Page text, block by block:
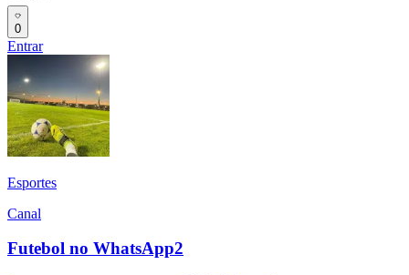
0
Entrar
Esportes
Canal
Futebol no WhatsApp2